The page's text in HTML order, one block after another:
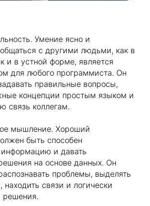
Умение ясно и
общаться с другими людьми, как в
и в устной форме, является
для любого программиста. Он
правильные вопросы,
концепции простым языком и
связь коллегам.
мышление. Хороший
быть способен
информацию и давать
на основе данных. Он
проблемы, выделять
связи и логически
решения.